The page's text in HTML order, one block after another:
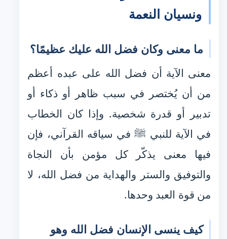
ونسيان النعمة
ما معنى وكان فضل الله عليك عظيمًا؟
معنى الآية أن فضل الله على عبده أعظم
من أن يُختصر في سبب ظاهر أو ذكاء أو
تدبير أو قدرة شخصية. وإذا كان الخطاب
في الآية للنبي ﷺ في سياقه القرآني، فإن
فيها معنى يذكّر كل مؤمن بأن النجاة
والتوفيق والستر والهداية من فضل الله، لا
من قوة العبد وحدها.
كيف ينسى الإنسان فضل الله وهو